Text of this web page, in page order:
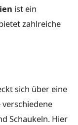
ist ein
zahlreiche
sich über eine
verschiedene
Schaukeln. Hier